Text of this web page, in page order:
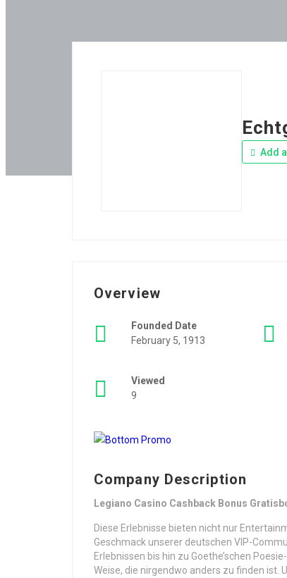
Add
Overview
Founded Date
February 5, 1913
Viewed
9
Company Description
Legiano Casino Cashback Bonus
Diese Erlebnisse bieten nicht nur
Geschmack unserer deutschen VIP-
Erlebnissen bis hin zu Goethe’schen
Weise, die nirgendwo anders zu finden ist.